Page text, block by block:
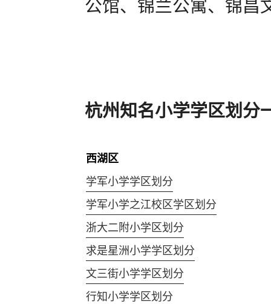
公馆、锦兰公寓、锦昌
杭州知名小学学区划分
西湖区
学军小学学区划分
学军小学之江校区学区划分
浙大二附小学区划分
求是星洲小学学区划分
文三街小学学区划分
行知小学学区划分